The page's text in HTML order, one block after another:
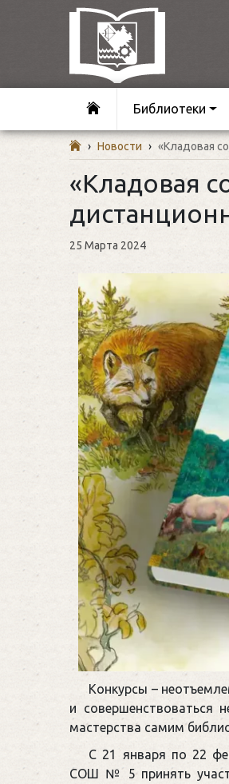
Библиотеки
› Новости › «Кладовая
«Кладовая
25 Марта 2024
Конкурсы –
и совершенствоваться
мастерства самим
С 21 января по 22
СОШ № 5 принять